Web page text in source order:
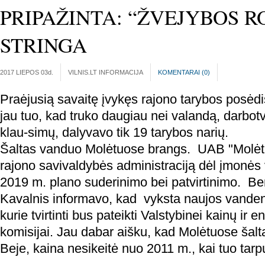
PRIPAŽINTA: “ŽVEJYBOS
STRINGA
2017 LIEPOS 03d. VILNIS.LT INFORMACIJA KOMENTARAI (0)
Praėjusią savaitę įvykęs rajono tarybos
jau tuo, kad truko daugiau nei valandą,
klau-simų, dalyvavo tik 19 tarybos narių.
Šaltas vanduo Molėtuose brangs. UAB
rajono savivaldybės administraciją dėl
2019 m. plano suderinimo bei patvirtinimo.
Kavalnis informavo, kad vyksta naujos
kurie tvirtinti bus pateikti Valstybinei kainų ir
komisijai. Jau dabar aišku, kad Molėtuose
Beje, kaina nesikeitė nuo 2011 m., kai tuo